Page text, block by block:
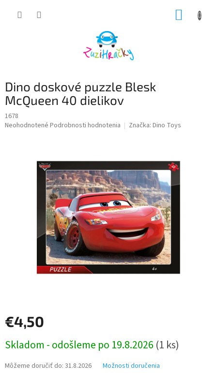
Dino doskové puzzle Blesk
McQueen 40 dielikov
1678
Priemerné
Neohodnotené Podrobnosti hodnotenia Značka: Dino Toys
€4,50
cena:
Skladom - odošleme po 19.8.2026 (1 ks)
Môžeme doručiť do: 31.8.2026 Možnosti doručenia